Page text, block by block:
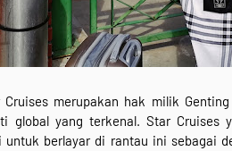
merupakan hak milik
global yang terkenal. Star Cruises
berlayar di rantau ini sebagai